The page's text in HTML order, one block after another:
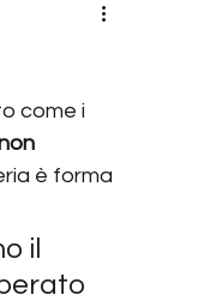
come i
è forma
il